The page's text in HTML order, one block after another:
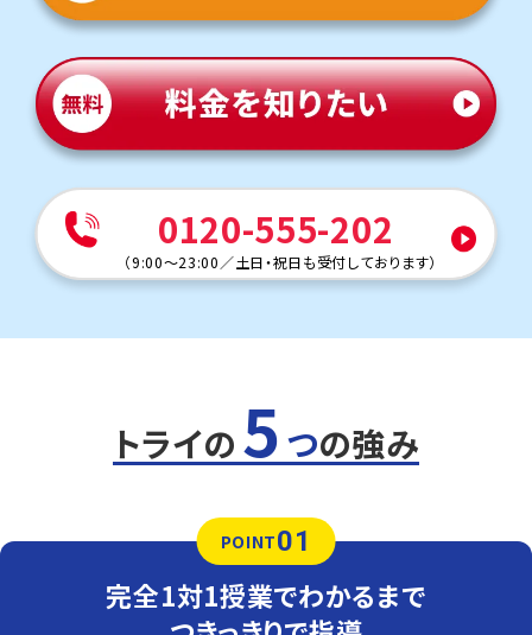
英語（教科書：東京書籍）
猿投中は学校のワークからの出題が多く、ワークを何度も
解き直すことが対策のポイントです。トライは専任講師がマ
ンツーマンで指導するため、ワークを最低3周できるよう、
・公立入試対策コース
保見中学校
立にも安心です。
保見中は学校で解いた問題やその類題が出題されるため、
日々の復習が成績アップのポイントです。テスト本番で確実
に解けるよう、トライでは学校でわからなかった問題をわ
英語（教科書：東京書籍）
保見中は定期テストは学校指定ワークからの出題が多く、
テスト前の授業ではワークを使用することが多いです。英
単語等は定着を図るため、覚え方コツから一人ひとりに合
わせた小テストまでお子さまの課題に合わせてサポートし
0120-555-202
（9:00～23:00 ／土日・祝日も受付しております）
トライの 5 つの強み
POINT01
完全1対1授業でわかるまで